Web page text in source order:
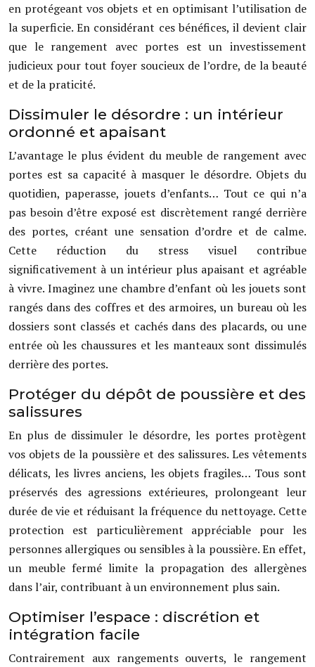
en protégeant vos objets et en optimisant l’utilisation de
la superficie. En considérant ces bénéfices, il devient clair
que le rangement avec portes est un investissement
judicieux pour tout foyer soucieux de l’ordre, de la beauté
et de la praticité.
Dissimuler le désordre : un intérieur
ordonné et apaisant
L’avantage le plus évident du meuble de rangement avec
portes est sa capacité à masquer le désordre. Objets du
quotidien, paperasse, jouets d’enfants… Tout ce qui n’a
pas besoin d’être exposé est discrètement rangé derrière
des portes, créant une sensation d’ordre et de calme.
Cette réduction du stress visuel contribue
significativement à un intérieur plus apaisant et agréable
à vivre. Imaginez une chambre d’enfant où les jouets sont
rangés dans des coffres et des armoires, un bureau où les
dossiers sont classés et cachés dans des placards, ou une
entrée où les chaussures et les manteaux sont dissimulés
derrière des portes.
Protéger du dépôt de poussière et des
salissures
En plus de dissimuler le désordre, les portes protègent
vos objets de la poussière et des salissures. Les vêtements
délicats, les livres anciens, les objets fragiles… Tous sont
préservés des agressions extérieures, prolongeant leur
durée de vie et réduisant la fréquence du nettoyage. Cette
protection est particulièrement appréciable pour les
personnes allergiques ou sensibles à la poussière. En effet,
un meuble fermé limite la propagation des allergènes
dans l’air, contribuant à un environnement plus sain.
Optimiser l’espace : discrétion et
intégration facile
Contrairement aux rangements ouverts, le rangement